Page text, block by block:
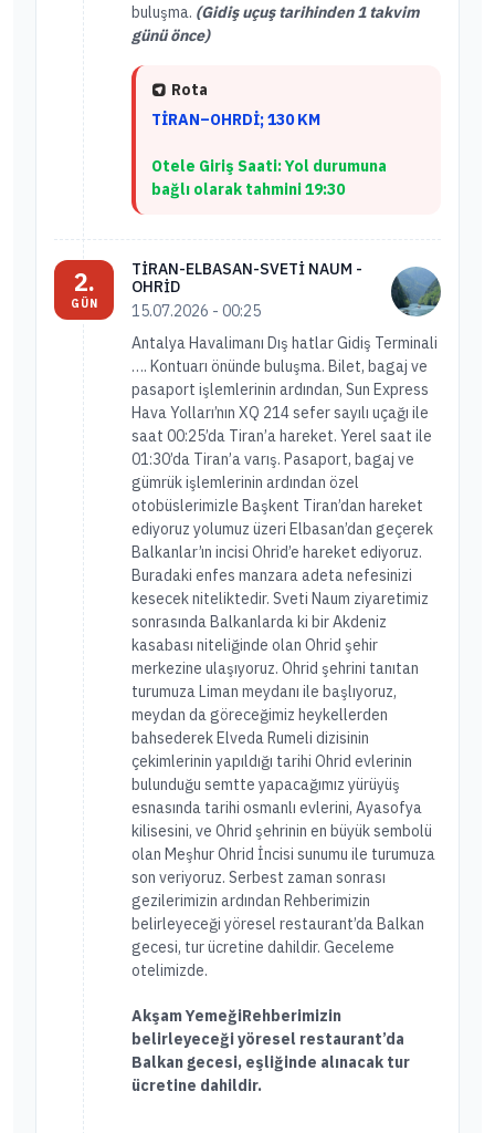
buluşma. (Gidiş uçuş tarihinden 1 takvim
günü önce)
Rota
TİRAN–OHRDİ; 130 KM
Otele Giriş Saati: Yol durumuna
bağlı olarak tahmini 19:30
2.
GÜN
TİRAN-ELBASAN-SVETİ NAUM -
OHRİD
15.07.2026 - 00:25
Antalya Havalimanı Dış hatlar Gidiş Terminali
…. Kontuarı önünde buluşma. Bilet, bagaj ve
pasaport işlemlerinin ardından, Sun Express
Hava Yolları’nın XQ 214 sefer sayılı uçağı ile
saat 00:25’da Tiran’a hareket. Yerel saat ile
01:30’da Tiran’a varış. Pasaport, bagaj ve
gümrük işlemlerinin ardından özel
otobüslerimizle Başkent Tiran’dan hareket
ediyoruz yolumuz üzeri Elbasan’dan geçerek
Balkanlar’ın incisi Ohrid’e hareket ediyoruz.
Buradaki enfes manzara adeta nefesinizi
kesecek niteliktedir. Sveti Naum ziyaretimiz
sonrasında Balkanlarda ki bir Akdeniz
kasabası niteliğinde olan Ohrid şehir
merkezine ulaşıyoruz. Ohrid şehrini tanıtan
turumuza Liman meydanı ile başlıyoruz,
meydan da göreceğimiz heykellerden
bahsederek Elveda Rumeli dizisinin
çekimlerinin yapıldığı tarihi Ohrid evlerinin
bulunduğu semtte yapacağımız yürüyüş
esnasında tarihi osmanlı evlerini, Ayasofya
kilisesini, ve Ohrid şehrinin en büyük sembolü
olan Meşhur Ohrid İncisi sunumu ile turumuza
son veriyoruz. Serbest zaman sonrası
gezilerimizin ardından Rehberimizin
belirleyeceği yöresel restaurant’da Balkan
gecesi, tur ücretine dahildir. Geceleme
otelimizde.
Akşam YemeğiRehberimizin
belirleyeceği yöresel restaurant’da
Balkan gecesi, eşliğinde alınacak tur
ücretine dahildir.